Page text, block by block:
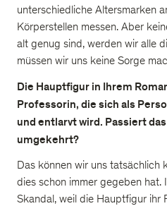
unterschiedliche Altersmarken
Körperstellen messen. Aber
alt genug sind, werden wir alle
müssen wir uns keine Sorge
Die Hauptfigur in Ihrem
Professorin, die sich als
und entlarvt wird. Passiert
umgekehrt?
Das können wir uns tatsächlich
dies schon immer gegeben hat.
Skandal, weil die Hauptfigur ihr